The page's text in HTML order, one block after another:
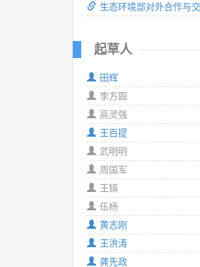
生态环境部对外合作与
起草人
田辉
李方圆
高灵强
王百提
武明明
周国军
王镇
伍杨
黄志刚
王洪涛
龚先政